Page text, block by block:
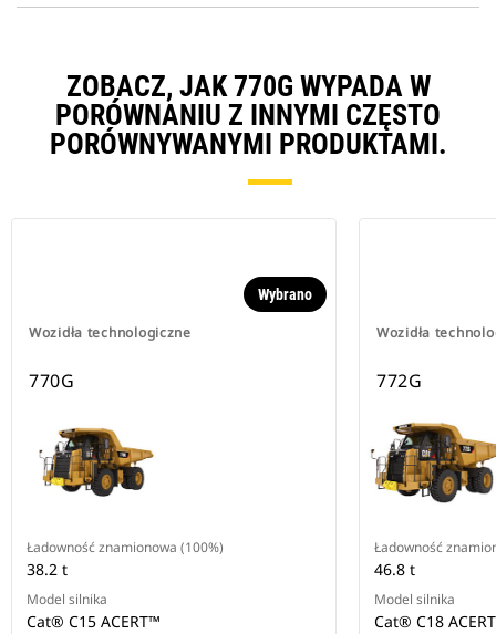
ZOBACZ, JAK 770G WYPADA W
PORÓWNANIU Z INNYMI CZĘSTO
PORÓWNYWANYMI PRODUKTAMI.
Wozidła technologiczne
Wybrano
770G
Ładowność znamionowa (100%)
38.2 t
Model silnika
Cat® C15 ACERT™
Wozidła
772G
Ładowność
46.8 t
Model silnika
Cat® C18